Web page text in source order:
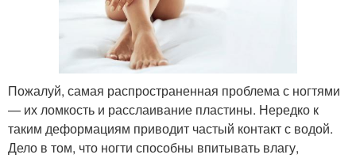
Пожалуй, самая распространенная проблема с ногтями
— их ломкость и расслаивание пластины. Нередко к
таким деформациям приводит частый контакт с водой.
Дело в том, что ногти способны впитывать влагу,